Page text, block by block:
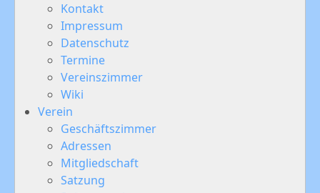
Kontakt
Impressum
Datenschutz
Termine
Vereinszimmer
Wiki
Verein
Geschäftszimmer
Adressen
Mitgliedschaft
Satzung